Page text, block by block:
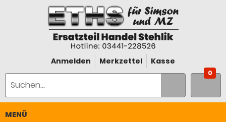
Anmelden Merkzettel Kasse
0
MENÜ